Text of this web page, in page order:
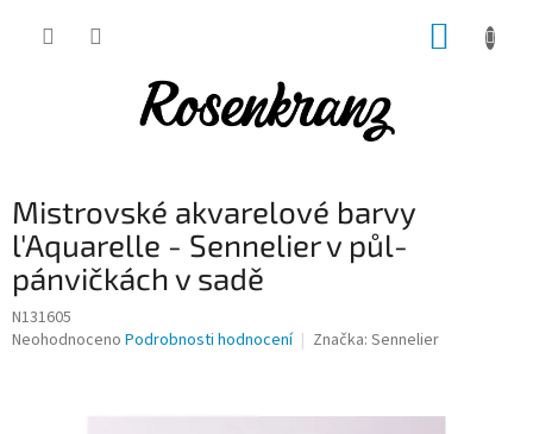
Mistrovské akvarelové barvy
l'Aquarelle - Sennelier v půl-
pánvičkách v sadě
N131605
Průměrné
Neohodnoceno Podrobnosti hodnocení Značka: Sennelier